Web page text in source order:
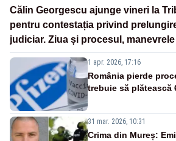
Călin Georgescu ajunge vineri la
pentru contestația privind
judiciar. Ziua și procesul,
Sistemului
1 apr. 2026, 17:16
România pierde
trebuie să plătească
31 mar. 2026, 10:31
Crima din Mureș: